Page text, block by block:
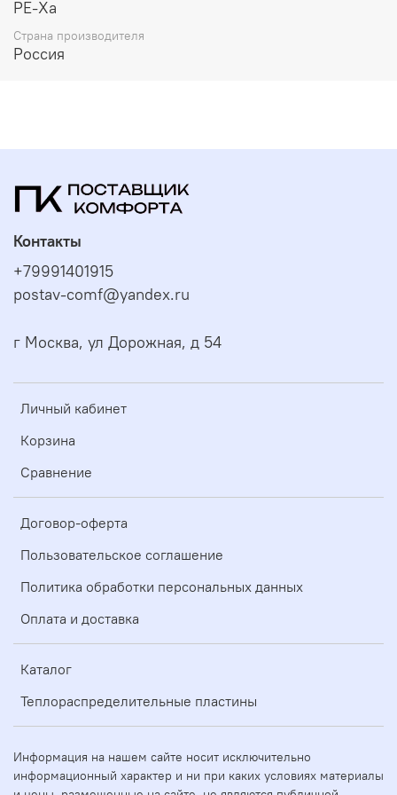
свойств товара.
PE-Xa
Страна производителя
Россия
Личный кабинет
Корзина
Сравнение
Договор-оферта
Пользовательское соглашение
Политика обработки персональных данных
Оплата и доставка
Каталог
Теплораспределительные пластины
Контакты
+79991401915
postav-comf@yandex.ru
г Москва, ул Дорожная, д 54
Информация на нашем сайте носит исключительно
информационный характер и ни при каких условиях материалы